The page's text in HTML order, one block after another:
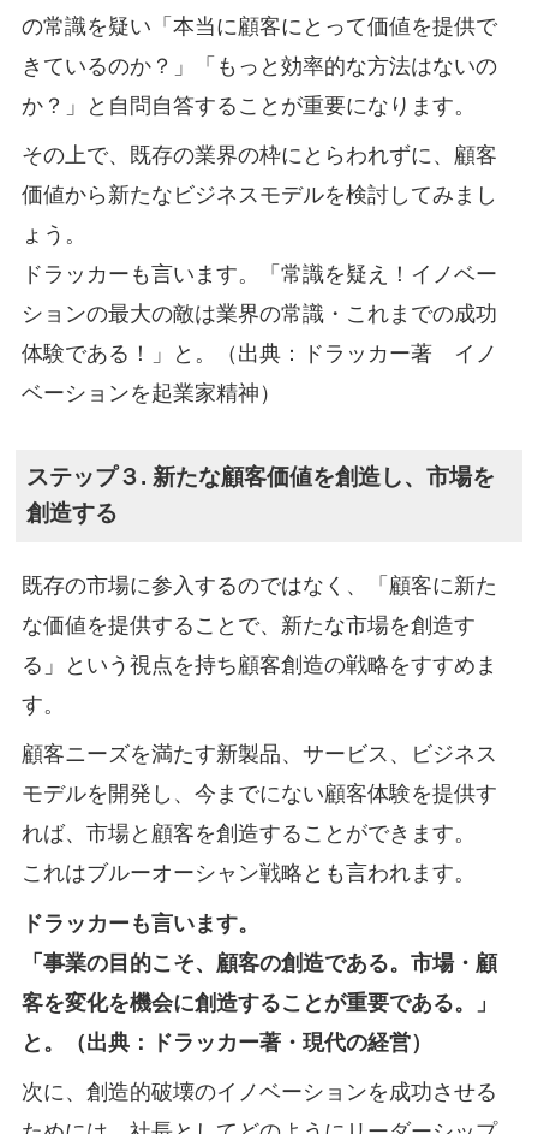
の常識を疑い「本当に顧客にとって価値を提供で
きているのか？」「もっと効率的な方法はないの
か？」と自問自答することが重要になります。
その上で、既存の業界の枠にとらわれずに、顧客
価値から新たなビジネスモデルを検討してみまし
ょう。
ドラッカーも言います。「常識を疑え！イノベー
ションの最大の敵は業界の常識・これまでの成功
体験である！」と。（出典：ドラッカー著 イノ
ベーションを起業家精神）
ステップ３. 新たな顧客価値を創造し、市場を
創造する
既存の市場に参入するのではなく、「顧客に新た
な価値を提供することで、新たな市場を創造す
る」という視点を持ち顧客創造の戦略をすすめま
す。
顧客ニーズを満たす新製品、サービス、ビジネス
モデルを開発し、今までにない顧客体験を提供す
れば、市場と顧客を創造することができます。
これはブルーオーシャン戦略とも言われます。
ドラッカーも言います。
「事業の目的こそ、顧客の創造である。市場・顧
客を変化を機会に創造することが重要である。」
と。（出典：ドラッカー著・現代の経営）
次に、創造的破壊のイノベーションを成功させる